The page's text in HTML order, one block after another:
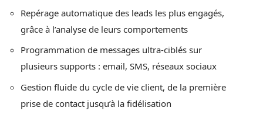
Repérage automatique des leads les plus engagés,
grâce à l’analyse de leurs comportements
Programmation de messages ultra-ciblés sur
plusieurs supports : email, SMS, réseaux sociaux
Gestion fluide du cycle de vie client, de la première
prise de contact jusqu’à la fidélisation